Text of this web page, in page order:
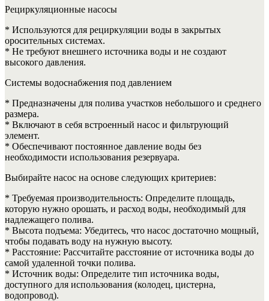
Рециркуляционные насосы
* Используются для рециркуляции воды в закрытых
оросительных системах.
* Не требуют внешнего источника воды и не создают
высокого давления.
Системы водоснабжения под давлением
* Предназначены для полива участков небольшого и среднего
размера.
* Включают в себя встроенный насос и фильтрующий
элемент.
* Обеспечивают постоянное давление воды без
необходимости использования резервуара.
Выбирайте насос на основе следующих критериев:
* Требуемая производительность: Определите площадь,
которую нужно орошать, и расход воды, необходимый для
надлежащего полива.
* Высота подъема: Убедитесь, что насос достаточно мощный,
чтобы подавать воду на нужную высоту.
* Расстояние: Рассчитайте расстояние от источника воды до
самой удаленной точки полива.
* Источник воды: Определите тип источника воды,
доступного для использования (колодец, цистерна,
водопровод).